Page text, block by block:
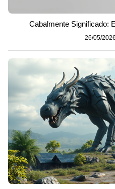
Cabalmente Significado:
26/05/